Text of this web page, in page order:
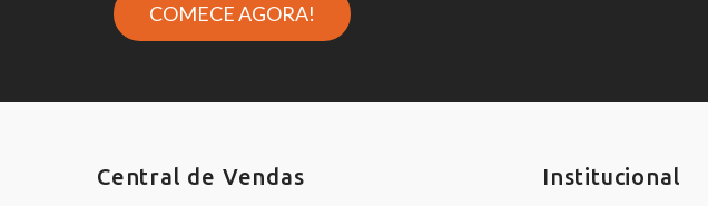
COMECE AGORA!
Central de Vendas Institucional